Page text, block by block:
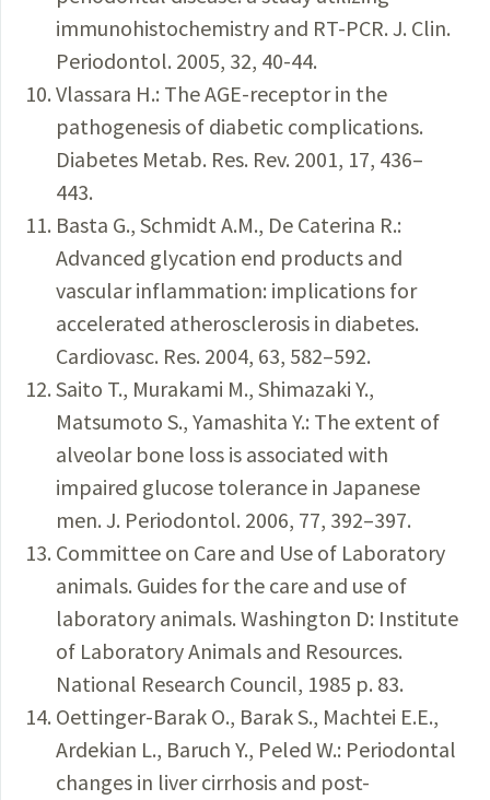
immunohistochemistry and RT-PCR. J. Clin.
Periodontol. 2005, 32, 40-44.
Vlassara H.: The AGE-receptor in the
pathogenesis of diabetic complications.
Diabetes Metab. Res. Rev. 2001, 17, 436–
443.
Basta G., Schmidt A.M., De Caterina R.:
Advanced glycation end products and
vascular inflammation: implications for
accelerated atherosclerosis in diabetes.
Cardiovasc. Res. 2004, 63, 582–592.
Saito T., Murakami M., Shimazaki Y.,
Matsumoto S., Yamashita Y.: The extent of
alveolar bone loss is associated with
impaired glucose tolerance in Japanese
men. J. Periodontol. 2006, 77, 392–397.
Committee on Care and Use of Laboratory
animals. Guides for the care and use of
laboratory animals. Washington D: Institute
of Laboratory Animals and Resources.
National Research Council, 1985 p. 83.
Oettinger-Barak O., Barak S., Machtei E.E.,
Ardekian L., Baruch Y., Peled W.: Periodontal
changes in liver cirrhosis and post-